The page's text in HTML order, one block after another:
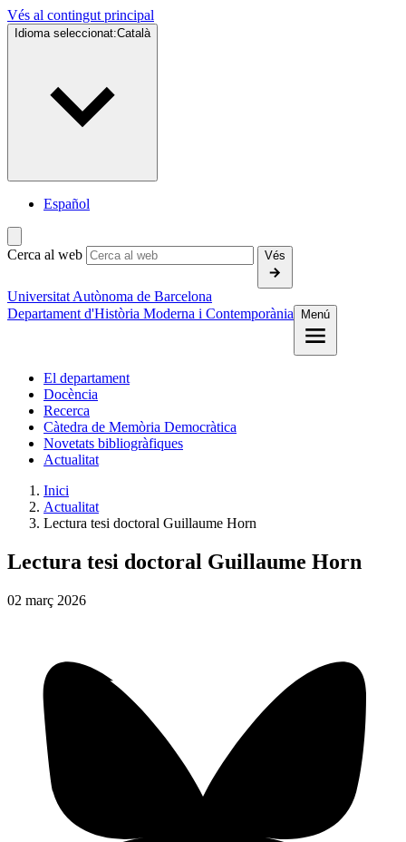
Vés al contingut principal
Idioma seleccionat:Català
Español
Cerca al web Vés
Universitat Autònoma de Barcelona
Departament d'Història Moderna i Contemporània
Menú
El departament
Docència
Recerca
Càtedra de Memòria Democràtica
Novetats bibliogràfiques
Actualitat
Inici
Actualitat
Lectura tesi doctoral Guillaume Horn
Lectura tesi doctoral Guillaume Horn
02 març 2026